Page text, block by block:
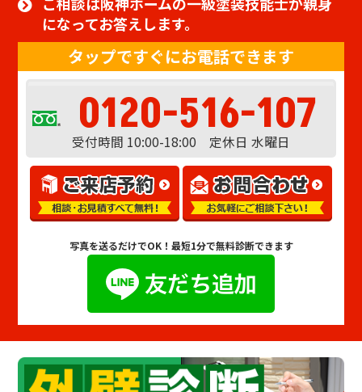
になってお答えします。
タップですぐにお電話できます
0120-516-107
受付時間 10:00-18:00 定休日 水曜日
写真を送るだけでOK！ 最短1分で無料診断できます